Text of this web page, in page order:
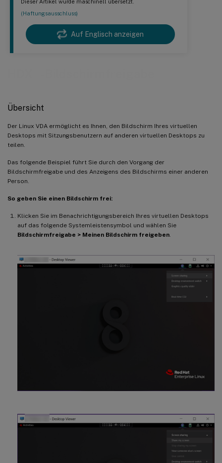
Dieser Artikel wurde maschinell übersetzt.
(Haftungsausschluss)
Auf Englisch anzeigen
Übersicht
Der Linux VDA ermöglicht es Ihnen, den Bildschirm Ihres virtuellen
Desktops mit Sitzungsbenutzern auf anderen virtuellen Desktops zu
teilen.
Das folgende Beispiel führt Sie durch den Vorgang der
Bildschirmfreigabe und des Anzeigens des Bildschirms einer anderen
Person.
So geben Sie einen Bildschirm frei:
Klicken Sie im Benachrichtigungsbereich Ihres virtuellen Desktops
auf das folgende Systemleistensymbol und wählen Sie
Bildschirmfreigabe > Meinen Bildschirm freigeben